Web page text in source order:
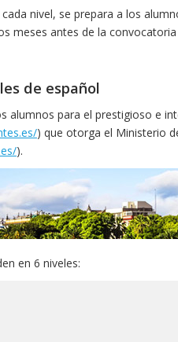
nivel, se prepara a los
meses antes de la
de español
alumnos para el prestigioso e
) que otorga el Ministerio
).
en 6 niveles: